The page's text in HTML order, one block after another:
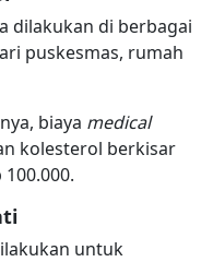
dilakukan di berbagai
puskesmas, rumah
biaya medical
kolesterol berkisar
untuk